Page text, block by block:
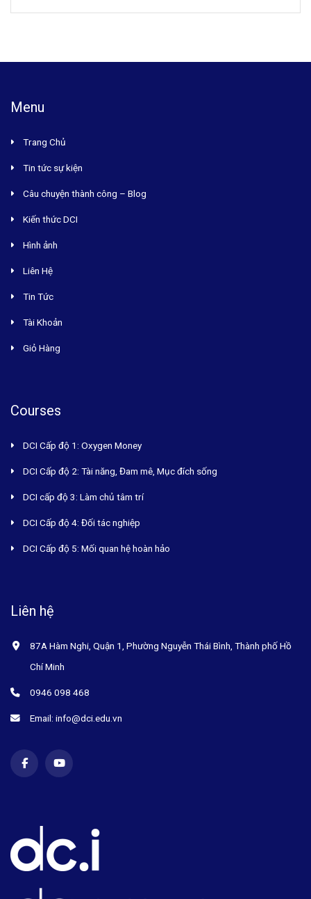
Menu
Trang Chủ
Tin tức sự kiện
Câu chuyện thành công – Blog
Kiến thức DCI
Hình ảnh
Liên Hệ
Tin Tức
Tài Khoản
Giỏ Hàng
Courses
DCI Cấp độ 1: Oxygen Money
DCI Cấp độ 2: Tài năng, Đam mê, Mục đích sống
DCI cấp độ 3: Làm chủ tâm trí
DCI Cấp độ 4: Đối tác nghiệp
DCI Cấp độ 5: Mối quan hệ hoàn hảo
Liên hệ
87A Hàm Nghi, Quận 1, Phường Nguyễn Thái Bình, Thành phố Hồ
Chí Minh
0946 098 468
Email: info@dci.edu.vn